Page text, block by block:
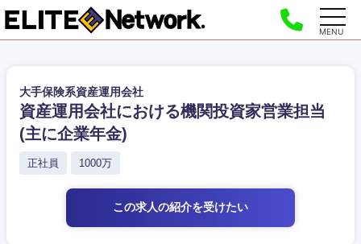
MENU
大手保険系資産運用会社
資産運用会社における機関投資家営業担当
(主に企業年金)
正社員 1000万
この求人の紹介を受けたい